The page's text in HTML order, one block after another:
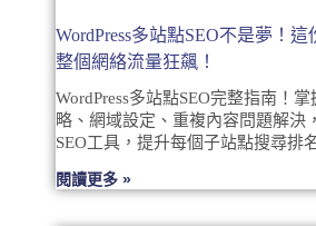
WordPress多站點SEO不是夢！
整個網絡流量狂飆！
WordPress多站點SEO完整指南！
略、網域設定、重複內容問題解決
SEO工具，提升每個子站點搜尋排
閱讀更多 »